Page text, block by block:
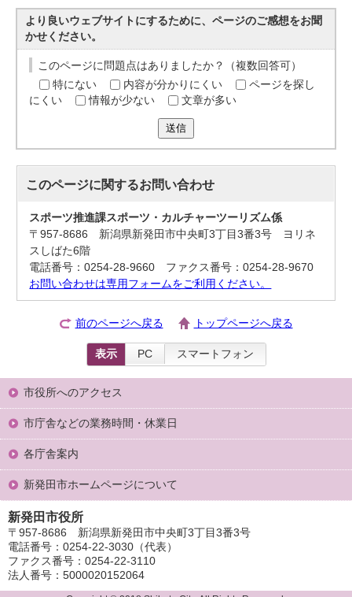
より良いウェブサイトにするために、ページのご感想をお聞
かせください。
このページに問題点はありましたか？（複数回答可）
特にない
内容が分かりにくい
ページを探し
にくい
情報が少ない 文章が多い
送信
このページに関するお問い合わせ
スポーツ推進課スポーツ・カルチャーツーリズム係
〒957-8686 新潟県新発田市中央町3丁目3番3号 ヨリネ
スしばた6階
電話番号：0254-28-9660 ファクス番号：0254-28-9670
お問い合わせは専用フォームをご利用ください。
前のページへ戻る トップページへ戻る
表示 PC スマートフォン
市役所へのアクセス
市庁舎などの業務時間・休業日
各庁舎案内
新発田市ホームページについて
新発田市役所
〒957-8686 新潟県新発田市中央町3丁目3番3号
電話番号：0254-22-3030（代表）
ファクス番号：0254-22-3110
法人番号：5000020152064